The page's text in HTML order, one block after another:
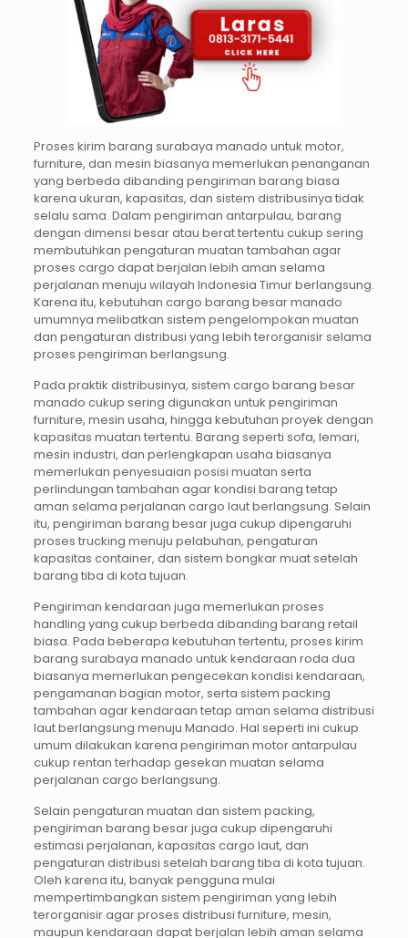
Proses kirim barang surabaya manado untuk motor,
furniture, dan mesin biasanya memerlukan penanganan
yang berbeda dibanding pengiriman barang biasa
karena ukuran, kapasitas, dan sistem distribusinya tidak
selalu sama. Dalam pengiriman antarpulau, barang
dengan dimensi besar atau berat tertentu cukup sering
membutuhkan pengaturan muatan tambahan agar
proses cargo dapat berjalan lebih aman selama
perjalanan menuju wilayah Indonesia Timur berlangsung.
Karena itu, kebutuhan cargo barang besar manado
umumnya melibatkan sistem pengelompokan muatan
dan pengaturan distribusi yang lebih terorganisir selama
proses pengiriman berlangsung.
Pada praktik distribusinya, sistem cargo barang besar
manado cukup sering digunakan untuk pengiriman
furniture, mesin usaha, hingga kebutuhan proyek dengan
kapasitas muatan tertentu. Barang seperti sofa, lemari,
mesin industri, dan perlengkapan usaha biasanya
memerlukan penyesuaian posisi muatan serta
perlindungan tambahan agar kondisi barang tetap
aman selama perjalanan cargo laut berlangsung. Selain
itu, pengiriman barang besar juga cukup dipengaruhi
proses trucking menuju pelabuhan, pengaturan
kapasitas container, dan sistem bongkar muat setelah
barang tiba di kota tujuan.
Pengiriman kendaraan juga memerlukan proses
handling yang cukup berbeda dibanding barang retail
biasa. Pada beberapa kebutuhan tertentu, proses kirim
barang surabaya manado untuk kendaraan roda dua
biasanya memerlukan pengecekan kondisi kendaraan,
pengamanan bagian motor, serta sistem packing
tambahan agar kendaraan tetap aman selama distribusi
laut berlangsung menuju Manado. Hal seperti ini cukup
umum dilakukan karena pengiriman motor antarpulau
cukup rentan terhadap gesekan muatan selama
perjalanan cargo berlangsung.
Selain pengaturan muatan dan sistem packing,
pengiriman barang besar juga cukup dipengaruhi
estimasi perjalanan, kapasitas cargo laut, dan
pengaturan distribusi setelah barang tiba di kota tujuan.
Oleh karena itu, banyak pengguna mulai
mempertimbangkan sistem pengiriman yang lebih
terorganisir agar proses distribusi furniture, mesin,
maupun kendaraan dapat berjalan lebih aman selama